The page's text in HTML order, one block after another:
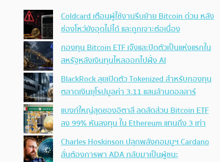
Coldcard เตือนผู้ใช้งานรีบย้าย Bitcoin ด่วน หลัง
ช่องโหว่ยังอุดไม่ได้ และถูกเจาะต่อเนื่อง
กองทุน Bitcoin ETF เจ๊งและปิดตัวเป็นแห่งแรกใน
สหรัฐหลังเงินทุนไหลออกไปฝั่ง AI
BlackRock ลุยเปิดตัว Tokenized สำหรับกองทุน
ตลาดเงินยุโรปมูลค่า 3.11 แสนล้านดอลลาร์
แบงก์ใหญ่สุดของอิตาลี ลดสัดส่วน Bitcoin ETF
ลง 99% หันลงทุน ใน Ethereum แทนถึง 3 เท่า
Charles Hoskinson ปลุกพลังคอมมูฯ Cardano
ลั่นต้องการพา ADA กลับมาเป็นผู้ชนะ